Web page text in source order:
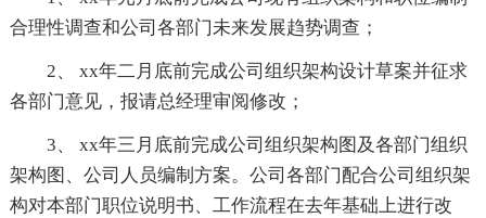
合理性调查和公司各部门未来发展趋势调查；
2、 xx年二月底前完成公司组织架构设计草案并征求
各部门意见，报请总经理审阅修改；
3、 xx年三月底前完成公司组织架构图及各部门组织
架构图、公司人员编制方案。公司各部门配合公司组织架
构对本部门职位说明书、工作流程在去年基础上进行改